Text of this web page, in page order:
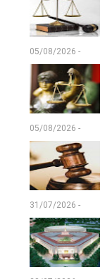
05/08/2026 -
05/08/2026 -
31/07/2026 -